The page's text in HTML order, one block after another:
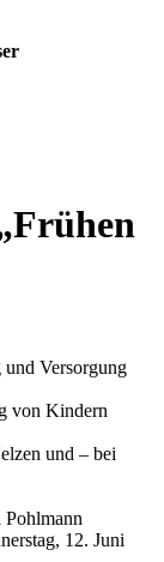
Versorgung
von Kindern
und – bei
12. Juni